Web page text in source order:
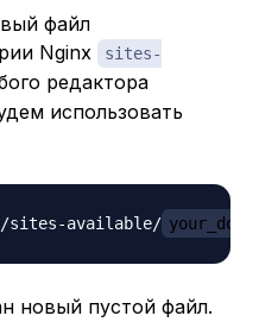
файл
Nginx
sites-
редактора
использовать
sites-available/
новый пустой файл.